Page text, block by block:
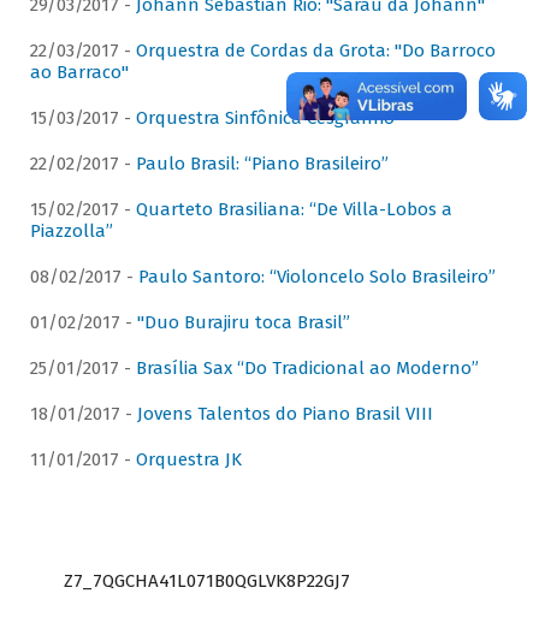
29/03/2017 - Johann Sebastian Rio: "Sarau da Johann"
22/03/2017 - Orquestra de Cordas da Grota: "Do Barroco
ao Barraco"
15/03/2017 - Orquestra Sinfônica Cesgranrio
22/02/2017 - Paulo Brasil: “Piano Brasileiro”
15/02/2017 - Quarteto Brasiliana: “De Villa-Lobos a
Piazzolla”
08/02/2017 - Paulo Santoro: “Violoncelo Solo Brasileiro”
01/02/2017 - "Duo Burajiru toca Brasil”
25/01/2017 - Brasília Sax “Do Tradicional ao Moderno”
18/01/2017 - Jovens Talentos do Piano Brasil VIII
11/01/2017 - Orquestra JK
Z7_7QGCHA41L071B0QGLVK8P22GJ7